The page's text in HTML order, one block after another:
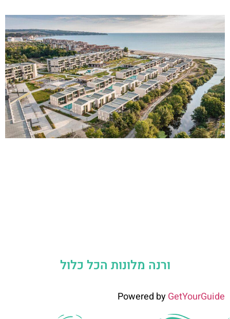
ורנה מלונות הכל כלול
Powered byGetYourGuide